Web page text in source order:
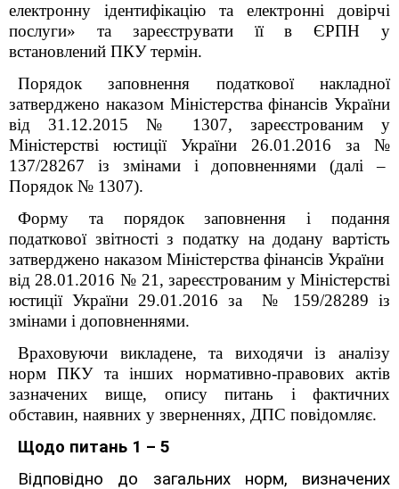
електронну ідентифікацію та електронні довірчі
послуги» та зареєструвати її в ЄРПН у
встановлений ПКУ термін.
Порядок заповнення податкової накладної
затверджено наказом Міністерства фінансів України
від 31.12.2015 № 1307, зареєстрованим у
Міністерстві юстиції України 26.01.2016 за №
137/28267 із змінами і доповненнями (далі –
Порядок № 1307).
Форму та порядок заповнення і подання
податкової звітності з податку на додану вартість
затверджено наказом Міністерства фінансів України
від 28.01.2016 № 21, зареєстрованим у Міністерстві
юстиції України 29.01.2016 за № 159/28289 із
змінами і доповненнями.
Враховуючи викладене, та виходячи із аналізу
норм ПКУ та інших нормативно-правових актів
зазначених вище, опису питань і фактичних
обставин, наявних у зверненнях, ДПС повідомляє.
Щодо питань 1 – 5
Відповідно до загальних норм, визначених